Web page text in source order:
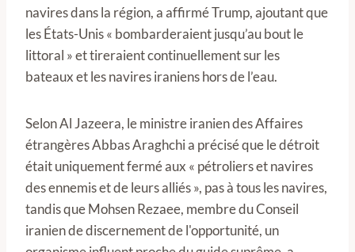
navires dans la région, a affirmé Trump, ajoutant que
les États-Unis « bombarderaient jusqu’au bout le
littoral » et tireraient continuellement sur les
bateaux et les navires iraniens hors de l’eau.
Selon Al Jazeera, le ministre iranien des Affaires
étrangères Abbas Araghchi a précisé que le détroit
était uniquement fermé aux « pétroliers et navires
des ennemis et de leurs alliés », pas à tous les navires,
tandis que Mohsen Rezaee, membre du Conseil
iranien de discernement de l'opportunité, un